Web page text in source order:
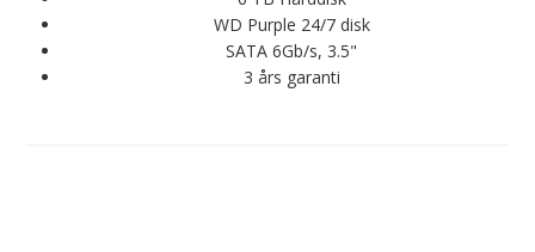
WD Purple 24/7 disk
SATA 6Gb/s, 3.5"
3 års garanti